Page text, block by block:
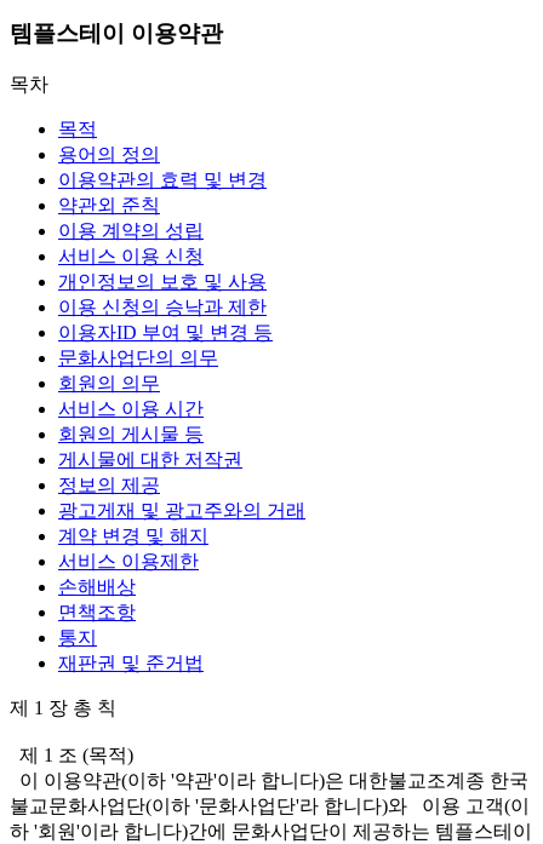
템플스테이 이용약관
목차
목적
용어의 정의
이용약관의 효력 및 변경
약관외 준칙
이용 계약의 성립
서비스 이용 신청
개인정보의 보호 및 사용
이용 신청의 승낙과 제한
이용자ID 부여 및 변경 등
문화사업단의 의무
회원의 의무
서비스 이용 시간
회원의 게시물 등
게시물에 대한 저작권
정보의 제공
광고게재 및 광고주와의 거래
계약 변경 및 해지
서비스 이용제한
손해배상
면책조항
통지
재판권 및 준거법
제 1 장 총 칙
제 1 조 (목적)
이 이용약관(이하 '약관'이라 합니다)은 대한불교조계종 한국
불교문화사업단(이하 '문화사업단'라 합니다)와 이용 고객(이
하 '회원'이라 합니다)간에 문화사업단이 제공하는 템플스테이